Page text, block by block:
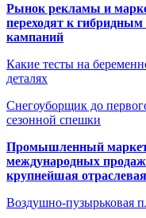
Рынок рекламы и
переходят к
кампаний
Какие тесты на
деталях
Снегоуборщик до
сезонной спешки
Промышленный
международных
крупнейшая
Воздушно-пузырьковая